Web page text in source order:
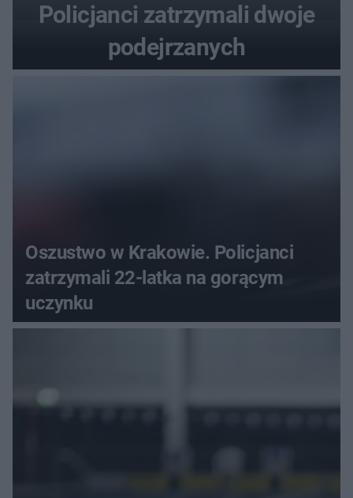
Policjanci zatrzymali dwoje
podejrzanych
Oszustwo w Krakowie. Policjanci
zatrzymali 22-latka na gorącym
uczynku